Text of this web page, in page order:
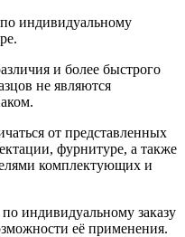
индивидуальному
и более быстрого
не являются
от представленных
фурнитуре, а также
комплектующих и
индивидуальному заказу
её применения.